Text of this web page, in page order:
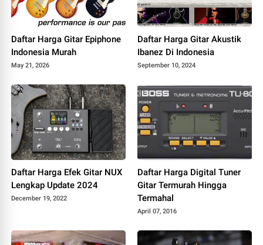
Daftar Harga Gitar Epiphone
Indonesia Murah
May 21, 2026
Daftar Harga Gitar Akustik
Ibanez Di Indonesia
September 10, 2024
Daftar Harga Efek Gitar NUX
Lengkap Update 2024
December 19, 2022
Daftar Harga Digital Tuner
Gitar Termurah Hingga
Termahal
April 07, 2016